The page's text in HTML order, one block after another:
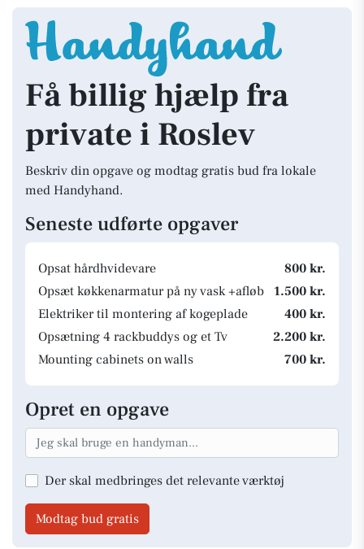
Få billig hjælp fra
private i Roslev
Beskriv din opgave og modtag gratis bud fra lokale
med Handyhand.
Seneste udførte opgaver
Opsat hårdhvidevare
800 kr.
Opsæt køkkenarmatur på ny vask +afløb
1.500 kr.
Elektriker til montering af kogeplade
400 kr.
Opsætning 4 rackbuddys og et Tv
2.200 kr.
Mounting cabinets on walls
700 kr.
Opret en opgave
Der skal medbringes det relevante værktøj
Modtag bud gratis